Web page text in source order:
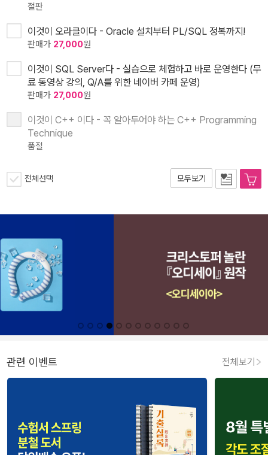
절판
이것이 오라클이다 - Oracle 설치부터 PL/SQL 정복까지!
판매가 27,000원
이것이 SQL Server다 - 실습으로 체험하고 바로 운영한다 (무
료 동영상 강의, Q/A를 위한 네이버 카페 운영)
판매가 27,000원
이것이 C++ 이다 - 꼭 알아두어야 하는 C++ Programming
Technique
품절
전체선택 모두보기
관련 이벤트 전체보기